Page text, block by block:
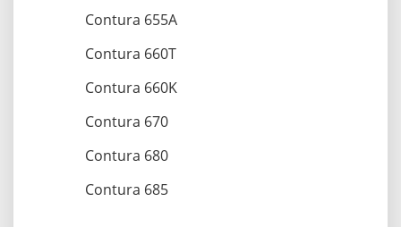
Contura 655A
Contura 660T
Contura 660K
Contura 670
Contura 680
Contura 685